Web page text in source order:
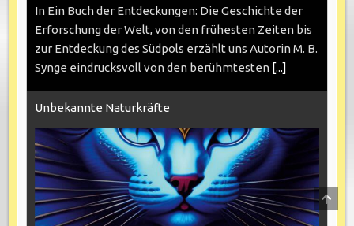
In Ein Buch der Entdeckungen: Die Geschichte der
Erforschung der Welt, von den frühesten Zeiten bis
zur Entdeckung des Südpols erzählt uns Autorin M. B.
Synge eindrucksvoll von den berühmtesten [...]
Unbekannte Naturkräfte
TO